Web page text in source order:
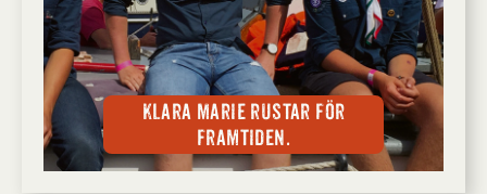
Klara Marie rustar för
framtiden.